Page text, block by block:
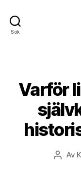
Sök
Varför
Av